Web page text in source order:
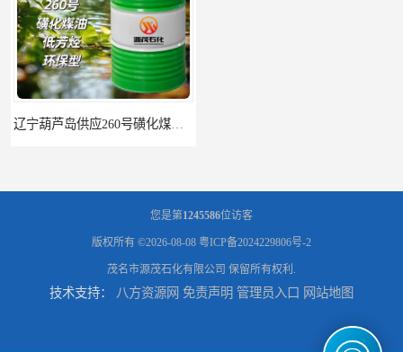
辽宁葫芦岛供应260号磺化煤油电解铜电解镍钴稀释剂
您是第1245586位访客
版权所有 ©2026-08-08 粤ICP备2024229806号-2
茂名市源茂石化有限公司 保留所有权利.
技术支持： 八方资源网 免责声明 管理员入口 网站地图